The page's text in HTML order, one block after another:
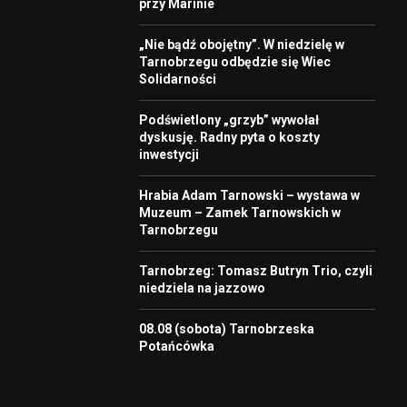
przy Marinie
„Nie bądź obojętny”. W niedzielę w
Tarnobrzegu odbędzie się Wiec
Solidarności
Podświetlony „grzyb” wywołał
dyskusję. Radny pyta o koszty
inwestycji
Hrabia Adam Tarnowski – wystawa w
Muzeum – Zamek Tarnowskich w
Tarnobrzegu
Tarnobrzeg: Tomasz Butryn Trio, czyli
niedziela na jazzowo
08.08 (sobota) Tarnobrzeska
Potańcówka